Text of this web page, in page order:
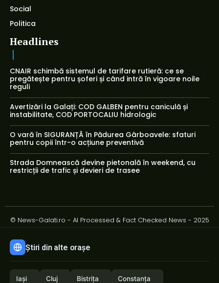
Social
Politica
Headlines
CNAIR schimbă sistemul de tarifare rutieră: ce se
pregătește pentru șoferi și când intră în vigoare noile
reguli
Avertizări la Galați: COD GALBEN pentru caniculă și
instabilitate, COD PORTOCALIU hidrologic
O vară în SIGURANȚĂ în Pădurea Gârboavele: sfaturi
pentru copii într-o acțiune preventivă
Strada Domnească devine pietonală în weekend, cu
restricții de trafic și devieri de trasee
© News-Galati.ro - AI Processed & Fact Checked News - 2025
Știri din alte orașe
Iași Cluj Bistrița Constanța